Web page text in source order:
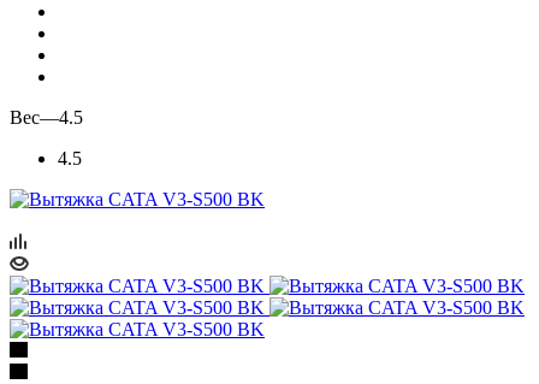
Вес—4.5
4.5